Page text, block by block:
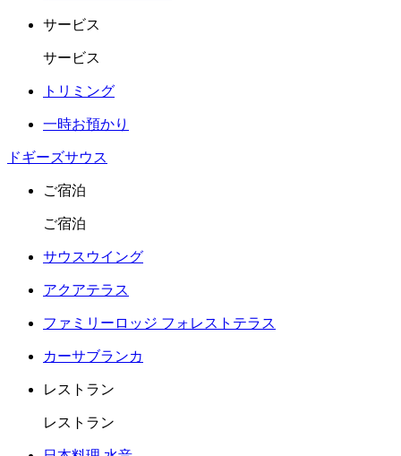
サービス
サービス
トリミング
一時お預かり
ドギーズサウス
ご宿泊
ご宿泊
サウスウイング
アクアテラス
ファミリーロッジ フォレストテラス
カーサブランカ
レストラン
レストラン